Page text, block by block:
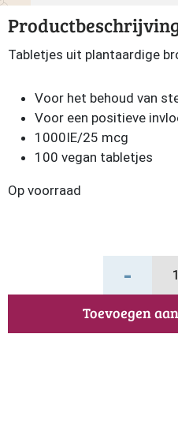
Tabletjes uit plantaardige
Voor het behoud van
Voor een positieve
1000IE/25 mcg
100 vegan tabletjes
Op voorraad
-
Toevoegen